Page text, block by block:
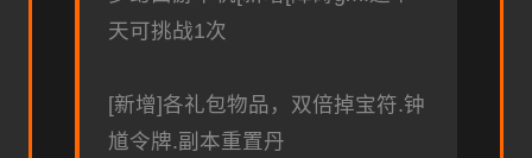
天可挑战1次
[新增]各礼包物品，双倍掉宝符.钟
馗令牌.副本重置丹